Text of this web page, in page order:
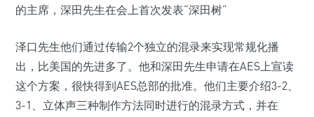
的主席，深田先生在会上首次发表“深田树”
泽口先生他们通过传输2个独立的混录来实现常规化播
出，比美国的先进多了。他和深田先生申请在AES上宣读
这个方案，很快得到AES总部的批准。他们主要介绍3-2、
3-1、立体声三种制作方法同时进行的混录方式，并在